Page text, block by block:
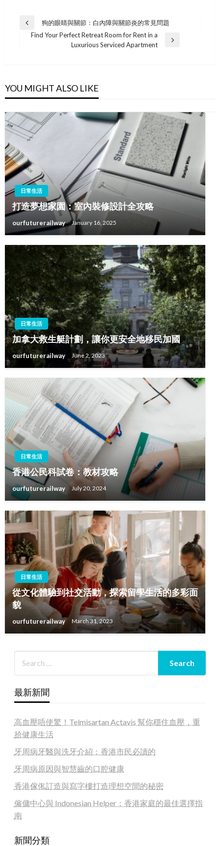
Post
navigation
Previous
Post
狗的眼睛與關節：白內障與關節炎的常見問題
Find Your Perfect Retreat Room for Rent in a
Luxurious Serviced Apartment
YOU MIGHT ALSO LIKE
日常生活
打造夢想家園：室內裝修設計全攻略
ourfuturerailway January 16, 2025
日常生活
加拿大救生艇計劃，讓你更安全地移民加國
ourfuturerailway June 2, 2023
日常生活
香港公民科試卷：教材攻略
ourfuturerailway July 20, 2024
日常生活
從文化體驗到社交活動，探索留學生活的多彩面
貌
ourfuturerailway March 31, 2023
最新新聞
高血壓唔使驚！Telmisartan Actavis 幫你穩住血壓，重
拾健康生活
牙周病牙醫與洗牙介紹：香港市民必讀的
牙周病原因與智慧齒的口腔健康
香港傢俬訂造與寫字樓打造理想空間的秘密
僱傭中心與 Indonesian Helper：香港家庭的最佳選擇指
南
新聞分類